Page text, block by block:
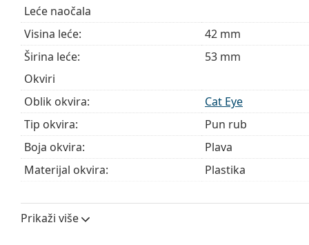
Leće naočala
Visina leće:
42 mm
Širina leće:
53 mm
Okviri
Oblik okvira:
Cat Eye
Tip okvira:
Pun rub
Boja okvira:
Plava
Materijal okvira:
Plastika
Širina:
Prikaži više